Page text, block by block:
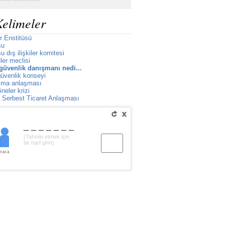
Enstitüsü
dış ilişkiler komitesi
meclisi
danışmanı nedi...
konseyi
anlaşması
krizi
Ticaret Anlaşması
(Tahmin etmek için
bir harf girin)